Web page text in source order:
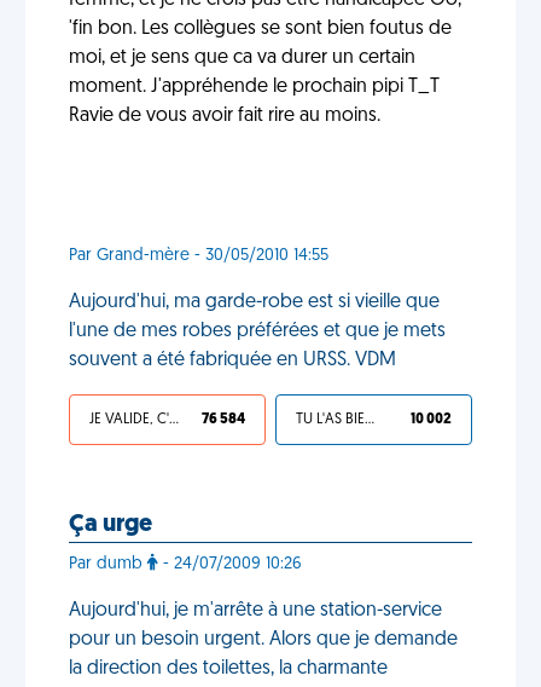
'fin bon. Les collègues se sont bien foutus de
moi, et je sens que ca va durer un certain
moment. J'appréhende le prochain pipi T_T
Ravie de vous avoir fait rire au moins.
Par Grand-mère - 30/05/2010 14:55
Aujourd'hui, ma garde-robe est si vieille que
l'une de mes robes préférées et que je mets
souvent a été fabriquée en URSS. VDM
JE VALIDE, C'EST UNE VDM 76 584 TU L'AS BIEN MÉRITÉ 10 002
Ça urge
Par dumb - 24/07/2009 10:26
Aujourd'hui, je m'arrête à une station-service
pour un besoin urgent. Alors que je demande
la direction des toilettes, la charmante